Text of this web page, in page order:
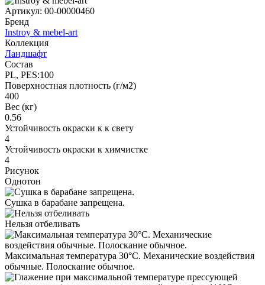
Артикул: 00-00000460
Бренд
Instroy & mebel-art
Коллекция
Ландшафт
Состав
PL, PES:100
Поверхностная плотность (г/м2)
400
Вес (кг)
0.56
Устойчивость окраски к к свету
4
Устойчивость окраски к химчистке
4
Рисунок
Однотон
Сушка в барабане запрещена.
Нельзя отбеливать
Максимальная температура 30°С. Механические воздействия
обычные. Полоскание обычное.